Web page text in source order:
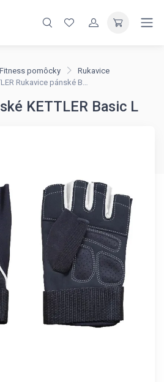
Fitness pomôcky
Rukavice
Rukavice pánské Basic L
KETTLER Basic L